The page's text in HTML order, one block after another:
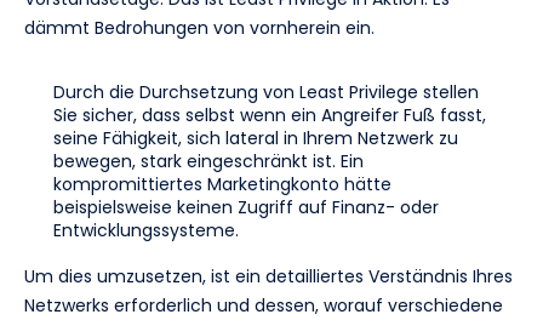
dämmt Bedrohungen von vornherein ein.
Durch die Durchsetzung von Least Privilege stellen
Sie sicher, dass selbst wenn ein Angreifer Fuß fasst,
seine Fähigkeit, sich lateral in Ihrem Netzwerk zu
bewegen, stark eingeschränkt ist. Ein
kompromittiertes Marketingkonto hätte
beispielsweise keinen Zugriff auf Finanz- oder
Entwicklungssysteme.
Um dies umzusetzen, ist ein detailliertes Verständnis Ihres
Netzwerks erforderlich und dessen, worauf verschiedene